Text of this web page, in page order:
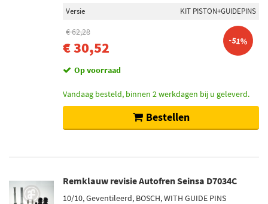
Versie
KIT PISTON+GUIDEPINS
€ 62,28
€ 30,52 -51%
Op voorraad
Vandaag besteld, binnen 2 werkdagen bij u geleverd.
Bestellen
Remklauw revisie Autofren Seinsa D7034C
10/10, Geventileerd, BOSCH, WITH GUIDE PINS